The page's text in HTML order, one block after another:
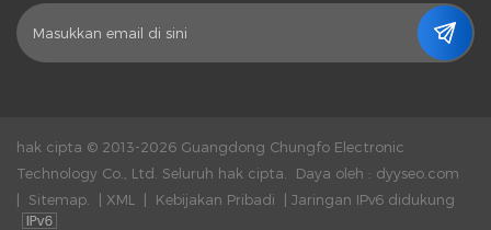
hak cipta © 2013-2026 Guangdong Chungfo Electronic
Technology Co., Ltd. Seluruh hak cipta.
Daya oleh : dyyseo.com
| Sitemap. | XML | Kebijakan Pribadi | Jaringan IPv6 didukung